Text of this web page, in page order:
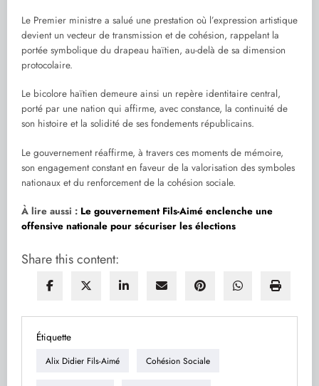
Le Premier ministre a salué une prestation où l’expression artistique
devient un vecteur de transmission et de cohésion, rappelant la
portée symbolique du drapeau haïtien, au-delà de sa dimension
protocolaire.
Le bicolore haïtien demeure ainsi un repère identitaire central,
porté par une nation qui affirme, avec constance, la continuité de
son histoire et la solidité de ses fondements républicains.
Le gouvernement réaffirme, à travers ces moments de mémoire,
son engagement constant en faveur de la valorisation des symboles
nationaux et du renforcement de la cohésion sociale.
À lire aussi : Le gouvernement Fils-Aimé enclenche une
offensive nationale pour sécuriser les élections
Share this content:
Étiquette
Alix Didier Fils-Aimé Cohésion Sociale